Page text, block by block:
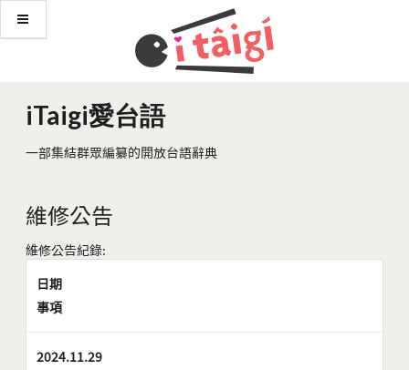
iTaigi愛台語
一部集結群眾編纂的開放台語辭典
維修公告
維修公告紀錄:
日期
事項
2024.11.29